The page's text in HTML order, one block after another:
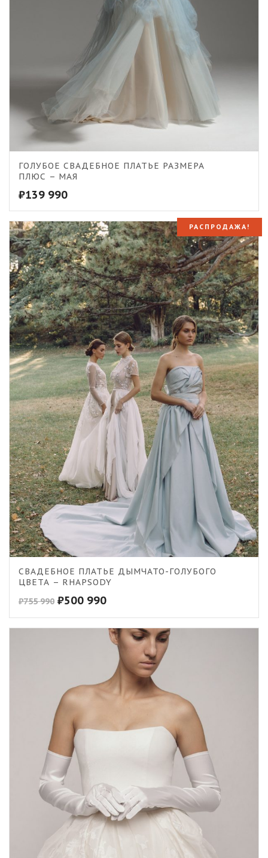
ГОЛУБОЕ СВАДЕБНОЕ ПЛАТЬЕ РАЗМЕРА
ПЛЮС – МАЯ
₽139 990
РАСПРОДАЖА!
CВАДЕБНОЕ ПЛАТЬЕ ДЫМЧАТО-ГОЛУБОГО
ЦВЕТА – RHAPSODY
₽755 990 ₽500 990